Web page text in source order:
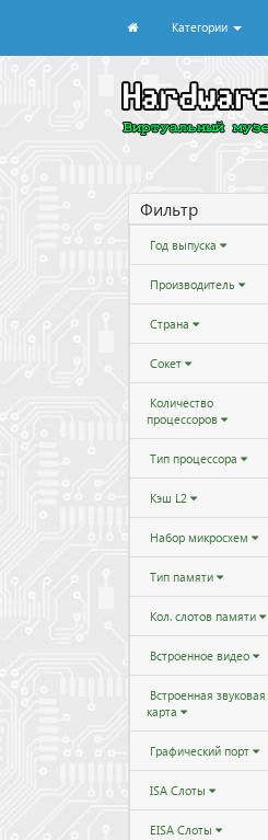
Категории
Фильтр
Год выпуска
Производитель
Страна
Сокет
Количество
процессоров
Тип процессора
Кэш L2
Набор микросхем
Тип памяти
Кол. слотов памяти
Встроенное видео
Встроенная звуковая
карта
Графический порт
ISA Слоты
EISA Слоты